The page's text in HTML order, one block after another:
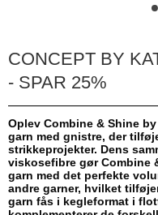
CONCEPT BY
- SPAR 25%
Oplev Combine & Shine
garn med gnistre, der
strikkeprojekter. Dens
viskosefibre gør Combine
garn med det perfekte
andre garner, hvilket
garn fås i kegleformat i